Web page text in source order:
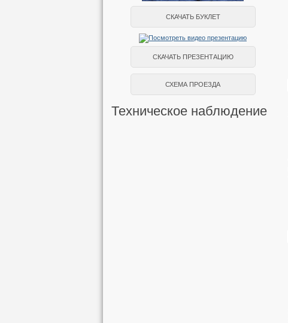
СКАЧАТЬ БУКЛЕТ
СКАЧАТЬ ПРЕЗЕНТАЦИЮ
СХЕМА ПРОЕЗДА
Техническое наблюдение